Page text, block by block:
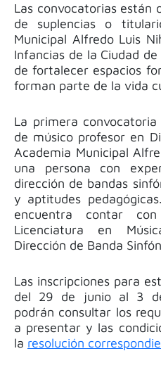
Las convocatorias están
de suplencias o
Municipal Alfredo Luis
Infancias de la Ciudad
de fortalecer espacios
forman parte de la vida
La primera
de músico profesor en
Academia Municipal
una persona con
dirección de bandas
y aptitudes
encuentra contar
Licenciatura en
Dirección de Banda
Las inscripciones para
del 29 de junio al 3
podrán consultar los
a presentar y las
la resolución